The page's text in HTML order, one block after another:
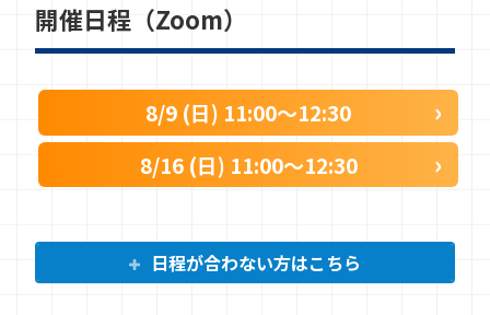
開催日程（Zoom）
8/9 (日) 11:00〜12:30
8/16 (日) 11:00〜12:30
日程が合わない方はこちら